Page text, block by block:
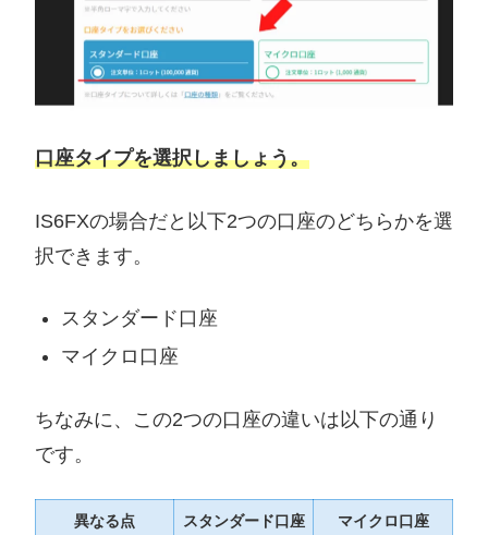
口座タイプを選択しましょう。
IS6FXの場合だと以下2つの口座のどちらかを選
択できます。
スタンダード口座
マイクロ口座
ちなみに、この2つの口座の違いは以下の通り
です。
異なる点 スタンダード口座 マイクロ口座